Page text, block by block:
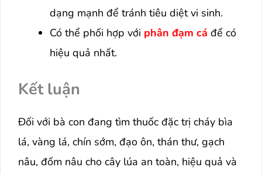
dạng mạnh để tránh tiêu diệt vi sinh.
Có thể phối hợp với phân đạm cá để có
hiệu quả nhất.
Kết luận
Đối với bà con đang tìm thuốc đặc trị cháy bìa
lá, vàng lá, chín sớm, đạo ôn, thán thư, gạch
nâu, đốm nâu cho cây lúa an toàn, hiệu quả và